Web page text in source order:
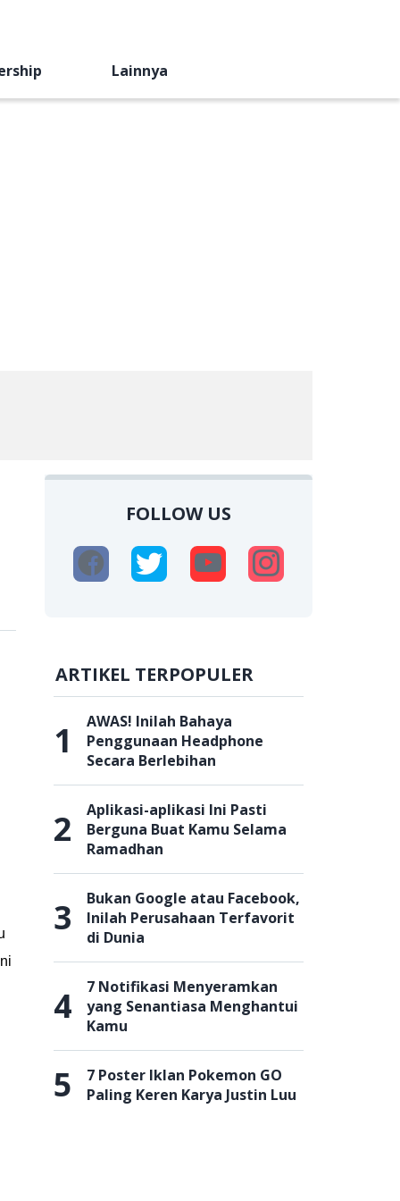
Lainnya
FOLLOW US
ARTIKEL TERPOPULER
1
AWAS! Inilah Bahaya
Penggunaan Headphone
Secara Berlebihan
2
Aplikasi-aplikasi Ini Pasti
Berguna Buat Kamu Selama
Ramadhan
3
Bukan Google atau Facebook,
Inilah Perusahaan Terfavorit
di Dunia
4
7 Notifikasi Menyeramkan
yang Senantiasa Menghantui
Kamu
5
7 Poster Iklan Pokemon GO
Paling Keren Karya Justin Luu